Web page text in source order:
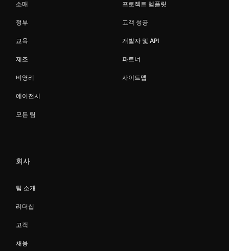
소매
정부
교육
제조
비영리
에이전시
모든 팀
프로젝트 템플릿
고객 성공
개발자 및 API
파트너
사이트맵
회사
팀 소개
리더십
고객
채용